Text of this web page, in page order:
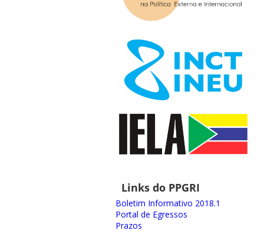
Links do PPGRI
Boletim Informativo 2018.1
Portal de Egressos
Prazos